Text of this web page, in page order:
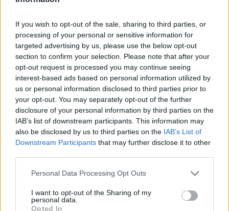
If you wish to opt-out of the sale, sharing to third parties, or
processing of your personal or sensitive information for
targeted advertising by us, please use the below opt-out
section to confirm your selection. Please note that after your
opt-out request is processed you may continue seeing
interest-based ads based on personal information utilized by
us or personal information disclosed to third parties prior to
your opt-out. You may separately opt-out of the further
disclosure of your personal information by third parties on the
IAB’s list of downstream participants. This information may
also be disclosed by us to third parties on the IAB’s List of
Downstream Participants that may further disclose it to other
Personal Data Processing Opt Outs
I want to opt-out of the Sharing of my
personal data.
Opted In
11.03.2020 - 16:38
ΔΙΑΒΆΣΤΕ ΠΕΡΙΣΣΌΤΕΡΑ
Το τηλεβαρόμετρο της ημέρας (09/03)
10.03.2020 - 13:12
ΔΙΑΒΆΣΤΕ ΠΕΡΙΣΣΌΤΕΡΑ